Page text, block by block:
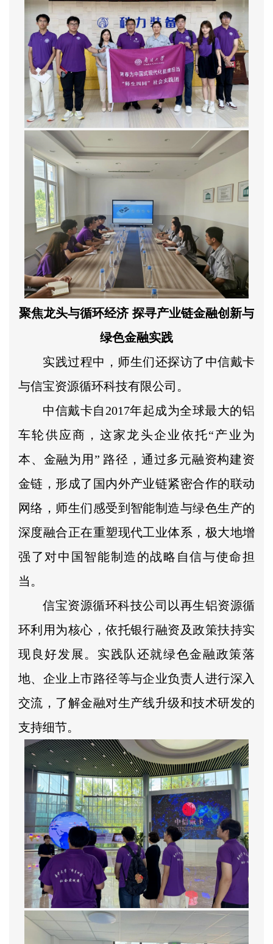
聚焦龙头与循环经济 探寻产业链金融创新与
绿色金融实践
实践过程中，师生们还探访了中信戴卡
与信宝资源循环科技有限公司。
中信戴卡自2017年起成为全球最大的铝
车轮供应商，这家龙头企业依托“产业为
本、金融为用” 路径，通过多元融资构建资
金链，形成了国内外产业链紧密合作的联动
网络，师生们感受到智能制造与绿色生产的
深度融合正在重塑现代工业体系，极大地增
强了对中国智能制造的战略自信与使命担
当。
信宝资源循环科技公司以再生铝资源循
环利用为核心，依托银行融资及政策扶持实
现良好发展。实践队还就绿色金融政策落
地、企业上市路径等与企业负责人进行深入
交流，了解金融对生产线升级和技术研发的
支持细节。